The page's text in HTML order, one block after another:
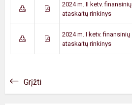
2024 m. II ketv. finansinių
ataskaitų rinkinys
2024 m. I ketv. finansinių
ataskaitų rinkinys
Grįžti